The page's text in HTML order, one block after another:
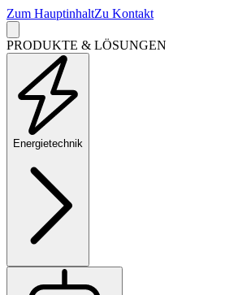
Zum HauptinhaltZu Kontakt
PRODUKTE & LÖSUNGEN
Energietechnik